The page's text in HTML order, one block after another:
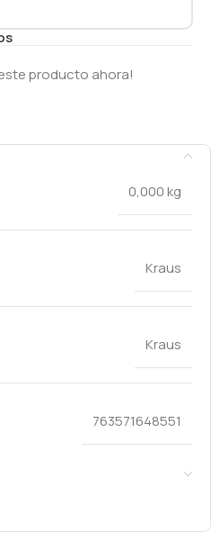
producto ahora!
0,000 kg
Kraus
Kraus
763571648551